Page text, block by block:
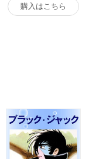
購入はこちら